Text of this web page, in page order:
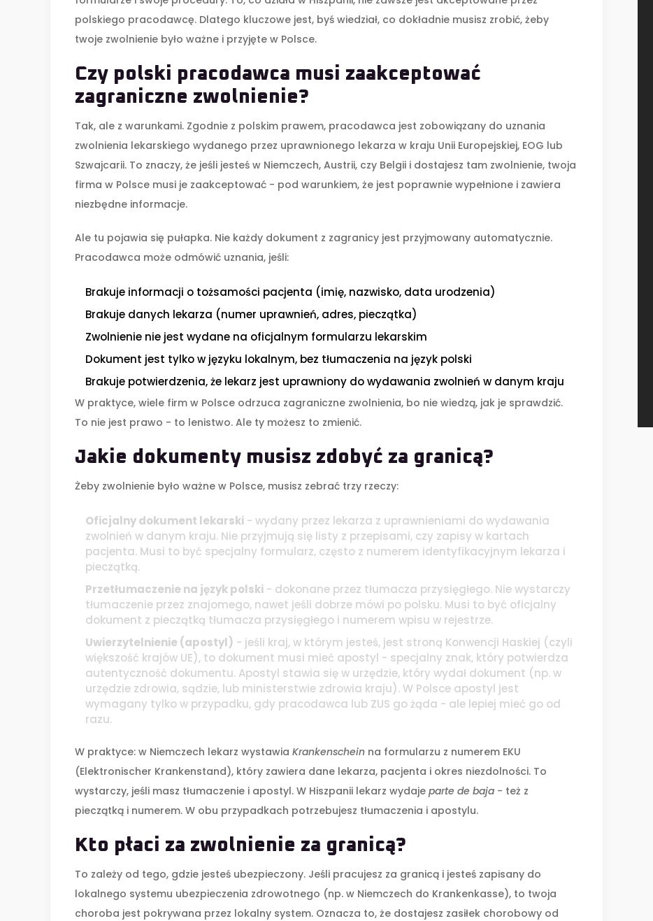
polskiego pracodawcę. Dlatego kluczowe jest, byś wiedział, co dokładnie musisz zrobić, żeby
twoje zwolnienie było ważne i przyjęte w Polsce.
Czy polski pracodawca musi zaakceptować
zagraniczne zwolnienie?
Tak, ale z warunkami. Zgodnie z polskim prawem, pracodawca jest zobowiązany do uznania
zwolnienia lekarskiego wydanego przez uprawnionego lekarza w kraju Unii Europejskiej, EOG lub
Szwajcarii. To znaczy, że jeśli jesteś w Niemczech, Austrii, czy Belgii i dostajesz tam zwolnienie, twoja
firma w Polsce musi je zaakceptować - pod warunkiem, że jest poprawnie wypełnione i zawiera
niezbędne informacje.
Ale tu pojawia się pułapka. Nie każdy dokument z zagranicy jest przyjmowany automatycznie.
Pracodawca może odmówić uznania, jeśli:
Brakuje informacji o tożsamości pacjenta (imię, nazwisko, data urodzenia)
Brakuje danych lekarza (numer uprawnień, adres, pieczątka)
Zwolnienie nie jest wydane na oficjalnym formularzu lekarskim
Dokument jest tylko w języku lokalnym, bez tłumaczenia na język polski
Brakuje potwierdzenia, że lekarz jest uprawniony do wydawania zwolnień w danym kraju
W praktyce, wiele firm w Polsce odrzuca zagraniczne zwolnienia, bo nie wiedzą, jak je sprawdzić.
To nie jest prawo - to lenistwo. Ale ty możesz to zmienić.
Jakie dokumenty musisz zdobyć za granicą?
Żeby zwolnienie było ważne w Polsce, musisz zebrać trzy rzeczy:
Oficjalny dokument lekarski - wydany przez lekarza z uprawnieniami do wydawania
zwolnień w danym kraju. Nie przyjmują się listy z przepisami, czy zapisy w kartach
pacjenta. Musi to być specjalny formularz, często z numerem identyfikacyjnym lekarza i
pieczątką.
Przetłumaczenie na język polski - dokonane przez tłumacza przysięgłego. Nie wystarczy
tłumaczenie przez znajomego, nawet jeśli dobrze mówi po polsku. Musi to być oficjalny
dokument z pieczątką tłumacza przysięgłego i numerem wpisu w rejestrze.
Uwierzytelnienie (apostyl) - jeśli kraj, w którym jesteś, jest stroną Konwencji Haskiej (czyli
większość krajów UE), to dokument musi mieć apostyl - specjalny znak, który potwierdza
autentyczność dokumentu. Apostyl stawia się w urzędzie, który wydał dokument (np. w
urzędzie zdrowia, sądzie, lub ministerstwie zdrowia kraju). W Polsce apostyl jest
wymagany tylko w przypadku, gdy pracodawca lub ZUS go żąda - ale lepiej mieć go od
razu.
W praktyce: w Niemczech lekarz wystawia Krankenschein na formularzu z numerem EKU
(Elektronischer Krankenstand), który zawiera dane lekarza, pacjenta i okres niezdolności. To
wystarczy, jeśli masz tłumaczenie i apostyl. W Hiszpanii lekarz wydaje parte de baja - też z
pieczątką i numerem. W obu przypadkach potrzebujesz tłumaczenia i apostylu.
Kto płaci za zwolnienie za granicą?
To zależy od tego, gdzie jesteś ubezpieczony. Jeśli pracujesz za granicą i jesteś zapisany do
lokalnego systemu ubezpieczenia zdrowotnego (np. w Niemczech do Krankenkasse), to twoja
choroba jest pokrywana przez lokalny system. Oznacza to, że dostajesz zasiłek chorobowy od